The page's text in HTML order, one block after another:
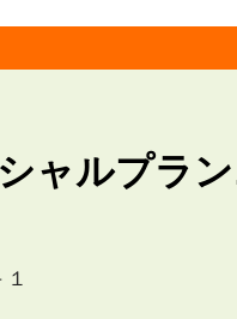
ャルプラ